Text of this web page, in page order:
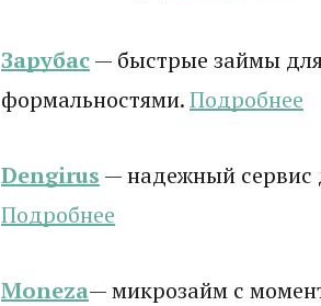
Зарубас— быстрые займы
формальностями.Подробнее
Dengirus — надежный сервис
Подробнее
Moneza— микрозайм с